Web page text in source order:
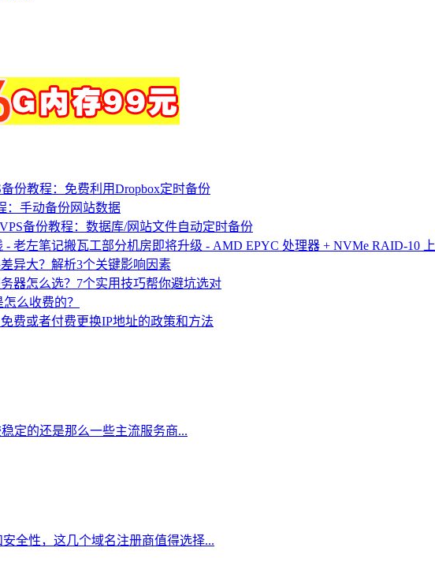
份教程：免费利用Dropbox定时备份
：手动备份网站数据
备份教程：数据库/网站文件自动定时备份
搬瓦工部分机房即将升级 - AMD EPYC 处理器 + NVMe RAID-10
异大？解析3个关键影响因素
器怎么选？7个实用技巧帮你避坑选对
么收费的？
免费或者付费更换IP地址的政策和方法
定的还是那么一些主流服务商...
全性，这几个域名注册商值得选择...